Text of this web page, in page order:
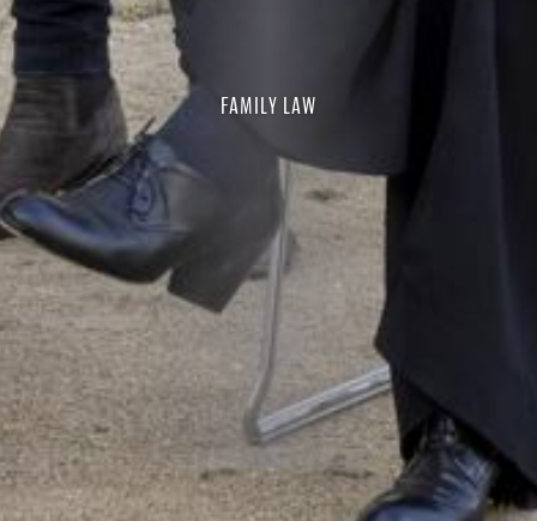
FAMILY LAW